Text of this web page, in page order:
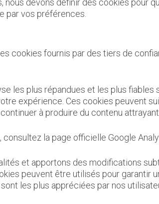
par vos préférences.
cookies fournis par des tiers de
les plus répandues et les plus
expérience. Ces cookies peuvent
à produire du contenu attrayant.
la page officielle Google
et apportons des modifications
peuvent être utilisés pour garantir
les plus appréciées par nos